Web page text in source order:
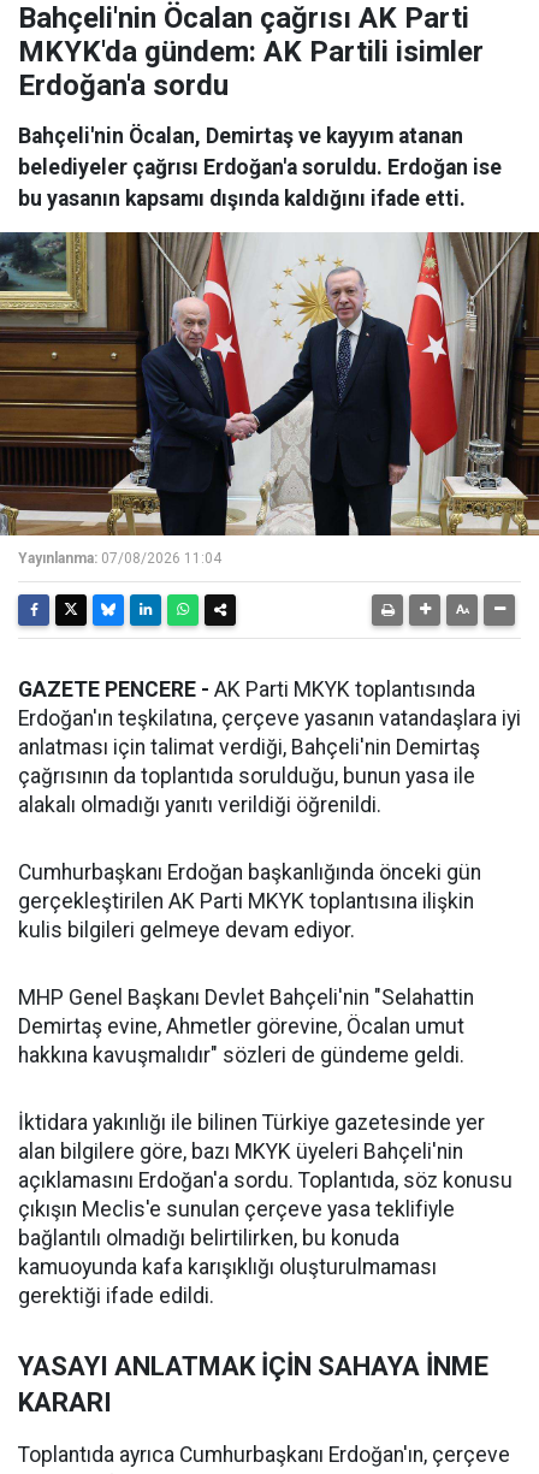
Bahçeli'nin Öcalan çağrısı AK Parti
MKYK'da gündem: AK Partili isimler
Erdoğan'a sordu
Bahçeli'nin Öcalan, Demirtaş ve kayyım atanan
belediyeler çağrısı Erdoğan'a soruldu. Erdoğan ise
bu yasanın kapsamı dışında kaldığını ifade etti.
Yayınlanma: 07/08/2026 11:04
GAZETE PENCERE - AK Parti MKYK toplantısında
Erdoğan'ın teşkilatına, çerçeve yasanın vatandaşlara iyi
anlatması için talimat verdiği, Bahçeli'nin Demirtaş
çağrısının da toplantıda sorulduğu, bunun yasa ile
alakalı olmadığı yanıtı verildiği öğrenildi.
Cumhurbaşkanı Erdoğan başkanlığında önceki gün
gerçekleştirilen AK Parti MKYK toplantısına ilişkin
kulis bilgileri gelmeye devam ediyor.
MHP Genel Başkanı Devlet Bahçeli'nin "Selahattin
Demirtaş evine, Ahmetler görevine, Öcalan umut
hakkına kavuşmalıdır" sözleri de gündeme geldi.
İktidara yakınlığı ile bilinen Türkiye gazetesinde yer
alan bilgilere göre, bazı MKYK üyeleri Bahçeli'nin
açıklamasını Erdoğan'a sordu. Toplantıda, söz konusu
çıkışın Meclis'e sunulan çerçeve yasa teklifiyle
bağlantılı olmadığı belirtilirken, bu konuda
kamuoyunda kafa karışıklığı oluşturulmaması
gerektiği ifade edildi.
YASAYI ANLATMAK İÇİN SAHAYA İNME
KARARI
Toplantıda ayrıca Cumhurbaşkanı Erdoğan'ın, çerçeve